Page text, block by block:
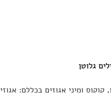
גלוטן
ומיני אגוזים בכללם: אגוזי